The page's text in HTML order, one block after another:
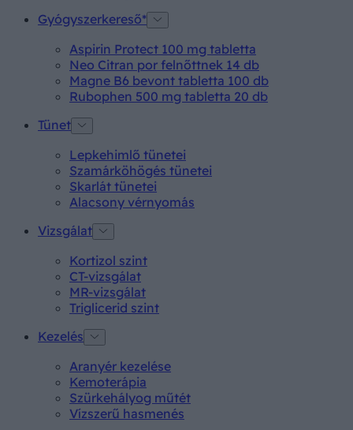
Gyógyszerkereső*
Aspirin Protect 100 mg tabletta
Neo Citran por felnőttnek 14 db
Magne B6 bevont tabletta 100 db
Rubophen 500 mg tabletta 20 db
Tünet
Lepkehimlő tünetei
Szamárköhögés tünetei
Skarlát tünetei
Alacsony vérnyomás
Vizsgálat
Kortizol szint
CT-vizsgálat
MR-vizsgálat
Triglicerid szint
Kezelés
Aranyér kezelése
Kemoterápia
Szürkehályog műtét
Vízszerű hasmenés